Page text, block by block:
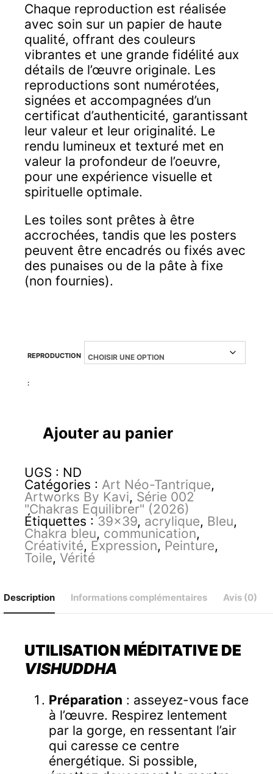
Chaque reproduction est réalisée
avec soin sur un papier de haute
qualité, offrant des couleurs
vibrantes et une grande fidélité aux
détails de l’œuvre originale. Les
reproductions sont numérotées,
signées et accompagnées d’un
certificat d’authenticité, garantissant
leur valeur et leur originalité. Le
rendu lumineux et texturé met en
valeur la profondeur de l’oeuvre,
pour une expérience visuelle et
spirituelle optimale.
Les toiles sont prêtes à être
accrochées, tandis que les posters
peuvent être encadrés ou fixés avec
des punaises ou de la pâte à fixe
(non fournies).
REPRODUCTION
:
quantité
Ajouter au panier
UGS : ND
Catégories : Art Néo-Tantrique,
Artworks By Kavi, Série 002
"Chakras Equilibrer" (2026)
Étiquettes :39x39, acrylique, Bleu,
Chakra bleu, communication,
Créativité, Expression, Peinture,
Toile, Vérité
Description Informations complémentaires Avis (0)
UTILISATION MÉDITATIVE DE
VISHUDDHA
Préparation : asseyez-vous face
à l’œuvre. Respirez lentement
par la gorge, en ressentant l’air
qui caresse ce centre
énergétique. Si possible,